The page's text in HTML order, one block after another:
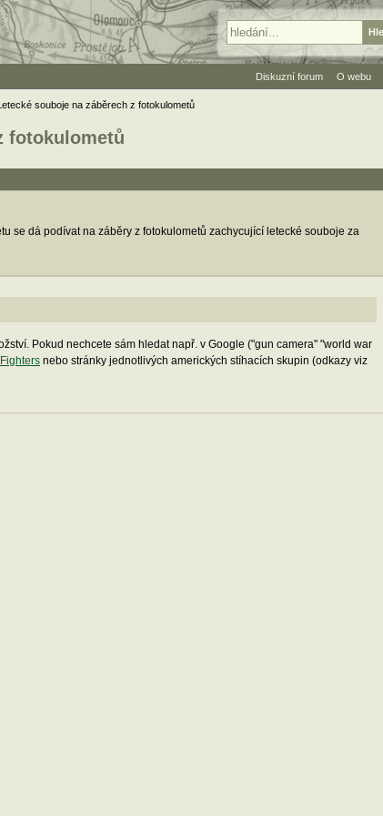
fotokulometů
se dá podívat na záběry z fotokulometů zachycující letecké souboje za
Pokud nechcete sám hledat např. v Google ("gun camera" "world war
nebo stránky jednotlivých amerických stíhacích skupin (odkazy viz
souboje na záběrech z fotokulometů
Diskuzní forum O webu